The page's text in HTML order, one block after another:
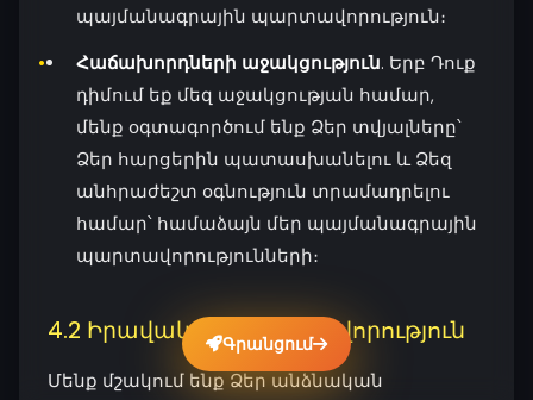
պայմանագրային պարտավորություն։
Հաճախորդների աջակցություն. Երբ Դուք
դիմում եք մեզ աջակցության համար,
մենք օգտագործում ենք Ձեր տվյալները՝
Ձեր հարցերին պատասխանելու և Ձեզ
անհրաժեշտ օգնություն տրամադրելու
համար՝ համաձայն մեր պայմանագրային
պարտավորությունների։
4.2 Իրավական պարտավորություն
Մենք մշակում ենք Ձեր անձնական
Գրանցում